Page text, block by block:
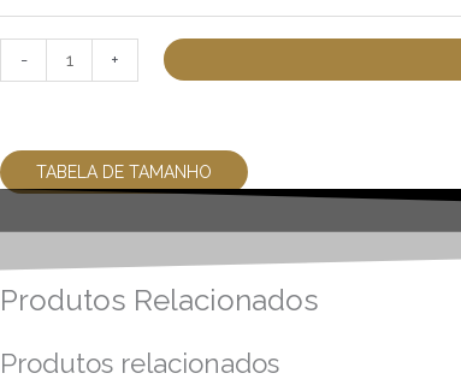
- +
TABELA DE TAMANHO
Produtos Relacionados
Produtos relacionados